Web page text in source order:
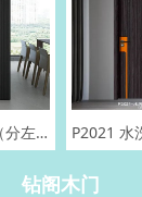
P2020 银梨7号+石英灰（分左右）
钻阁木门